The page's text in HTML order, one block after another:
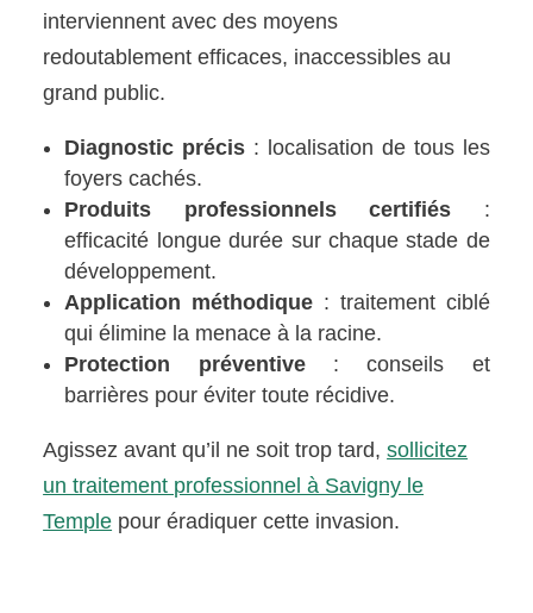
interviennent avec des moyens
redoutablement efficaces, inaccessibles au
grand public.
Diagnostic précis : localisation de tous les
foyers cachés.
Produits professionnels certifiés :
efficacité longue durée sur chaque stade de
développement.
Application méthodique : traitement ciblé
qui élimine la menace à la racine.
Protection préventive: conseils et
barrières pour éviter toute récidive.
Agissez avant qu’il ne soit trop tard,sollicitez
un traitement professionnel à Savigny le
Temple pour éradiquer cette invasion.